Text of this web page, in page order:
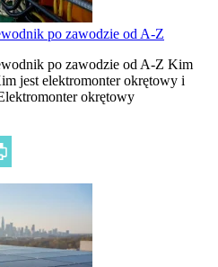
po zawodzie od A-Z
po zawodzie od A-Z Kim
jest elektromonter okrętowy i
okrętowy